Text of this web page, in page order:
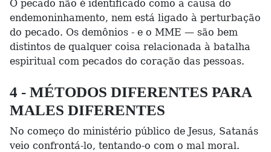
O pecado não é identificado como a causa do
endemoninhamento, nem está ligado à perturbação
do pecado. Os demônios - e o MME — são bem
distintos de qualquer coisa relacionada à batalha
espiritual com pecados do coração das pessoas.
4 - MÉTODOS DIFERENTES PARA
MALES DIFERENTES
No começo do ministério público de Jesus, Satanás
veio confrontá-lo, tentando-o com o mal moral.